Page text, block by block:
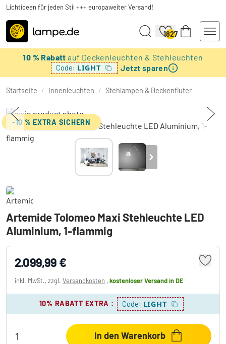
Lichtideen für jeden Stil +++ europaweiter Versand!
1827
10 % Rabattauf Deckenleuchten & Stehleuchten
Code: LIGHT Jetzt sparen
Startseite / Innenleuchten / Stehlampen & Deckenfluter
-10 % EXTRA SICHERN
Artemide Tolomeo Maxi Stehleuchte LED
Aluminium, 1-flammig
2.099,99 €
inkl. MwSt., zzgl. Versandkosten ,kostenloser Versandin DE
10% RABATT EXTRA : Code: LIGHT
In den Warenkorb